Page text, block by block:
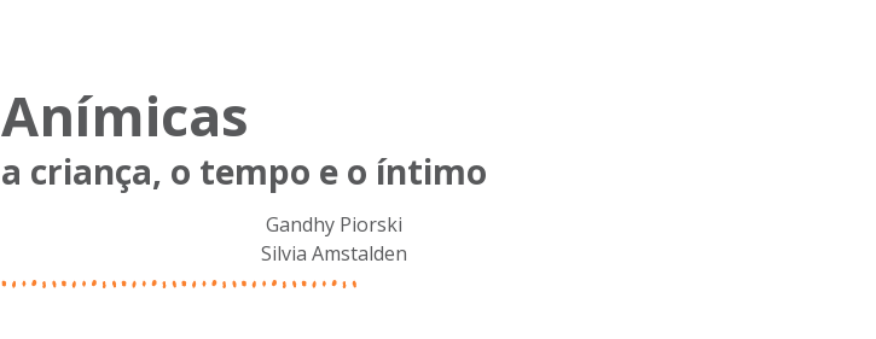
Anímicas
a criança, o tempo e o íntimo
Gandhy Piorski
Silvia Amstalden